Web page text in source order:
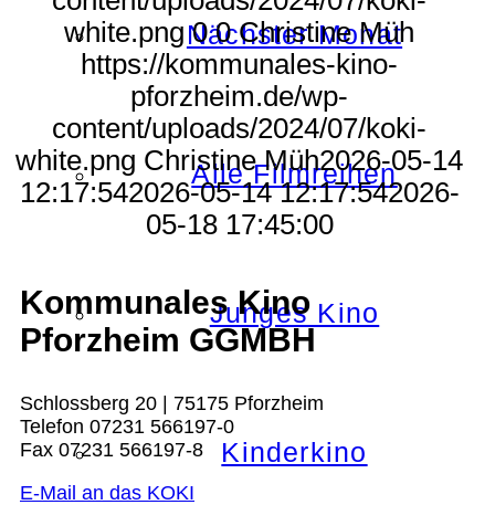
Nächster Monat
Alle Filmreihen
Junges Kino
Kinderkino
white.png 0 0 Christine Müh
https://kommunales-kino-
pforzheim.de/wp-
content/uploads/2024/07/koki-
white.png Christine Müh2026-05-14
12:17:542026-05-14 12:17:542026-
05-18 17:45:00
Kommunales Kino
Pforzheim GGMBH
Schlossberg 20 | 75175 Pforzheim
Telefon 07231 566197-0
Fax 07231 566197-8
E-Mail an das KOKI